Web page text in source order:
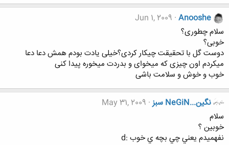
Anooshe
Jun 1, 2009
سلام چطوری؟
خوبی؟
دوست گل با تحقیقت چیکار کردی؟خیلی یادت بودم همش دعا دعا
میکردم اون چیزی که میخوای و بدردت میخوره پیدا کنی
خوب و خوش و سلامت باشی
نگين...NeGiN سبز
May 31, 2009
سلام
خوبين ؟
نفهميدم يعني چي بچه ي خوب :d